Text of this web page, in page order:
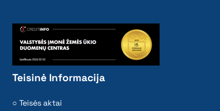
Teisinė Informacija
Teisės aktai